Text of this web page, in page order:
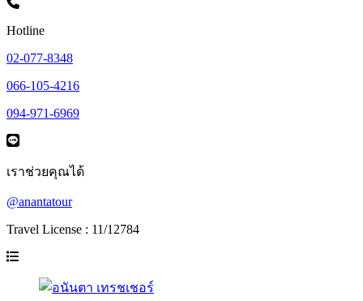
Hotline
02-077-8348
066-105-4216
094-971-6969
เราช่วยคุณได้
@anantatour
Travel License : 11/12784